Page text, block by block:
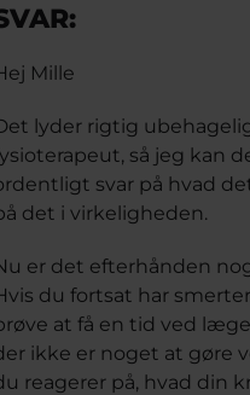
Mille
lyder rigtig
så jeg kan
svar på hvad
det i virkeligheden.
er det efterhånden
du fortsat har
at få en tid ved
ikke er noget at gøre
reagerer på, hvad din